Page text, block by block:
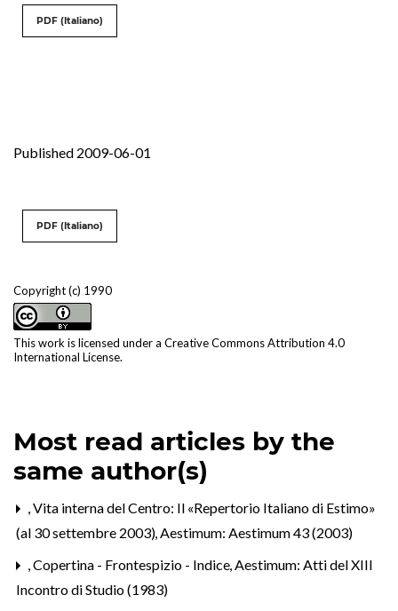
PDF (Italiano)
Published 2009-06-01
Copyright (c) 1990
This work is licensed under a Creative Commons Attribution 4.0
International License.
PDF (Italiano)
Most read articles by the
same author(s)
,Vita interna del Centro: Il «Repertorio Italiano di Estimo»
(al 30 settembre 2003),Aestimum: Aestimum 43 (2003)
,Copertina - Frontespizio - Indice,Aestimum: Atti del XIII
Incontro di Studio (1983)